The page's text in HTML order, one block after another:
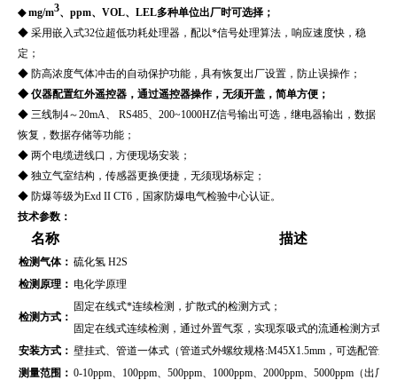
◆ mg/m3、ppm、VOL、LEL多种单位出厂时可选择；
◆ 采用嵌入式32位超低功耗处理器，配以*信号处理算法，响应速度快，稳
定；
◆ 防高浓度气体冲击的自动保护功能，具有恢复出厂设置，防止误操作；
◆ 仪器配置红外遥控器，通过遥控器操作，无须开盖，简单方便；
◆ 三线制4～20mA、 RS485、200~1000HZ信号输出可选，继电器输出，数据
恢复，数据存储等功能；
◆ 两个电缆进线口，方便现场安装；
◆ 独立气室结构，传感器更换便捷，无须现场标定；
◆ 防爆等级为Exd II CT6，国家防爆电气检验中心认证。
技术参数：
名称 描述
检测气体： 硫化氢 H2S
检测原理： 电化学原理
检测方式：
固定在线式*连续检测，扩散式的检测方式；
固定在线式连续检测，通过外置气泵，实现泵吸式的流通检测方式（
安装方式： 壁挂式、管道一体式（管道式外螺纹规格:M45X1.5mm，可选配管道
测量范围： 0-10ppm、100ppm、500ppm、1000ppm、2000ppm、5000ppm（出厂